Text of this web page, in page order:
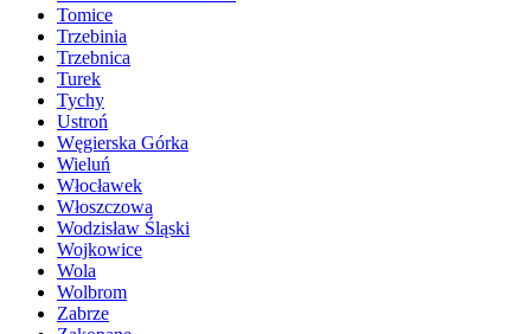
Tomice
Trzebinia
Trzebnica
Turek
Tychy
Ustroń
Węgierska Górka
Wieluń
Włocławek
Włoszczowa
Wodzisław Śląski
Wojkowice
Wola
Wolbrom
Zabrze